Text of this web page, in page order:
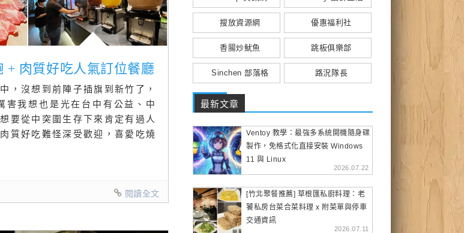
+ 肉質好吃人氣訂位餐廳
，沒想到前陣子插旗到新竹了，
害我想也是光在台中有公益、中
要從中突圍生存下來肯定有過人
質好吃難怪深受歡迎，喜愛吃燒
閱讀全文
搜放資源網 優惠福利社
香腸炒魷魚 跳板俱樂部
Sinchen 部落格 路況隊長
最新文章
Ventoy 教學：最強多系統開機隨身碟
製作，免格式化直接安裝 Windows
11 與 Linux
2026.07.22
[竹北聚餐推薦] 草根匯私廚料理：老
饕私房台菜合菜料理 x 附菜單與停車
交通資訊
2026.07.11